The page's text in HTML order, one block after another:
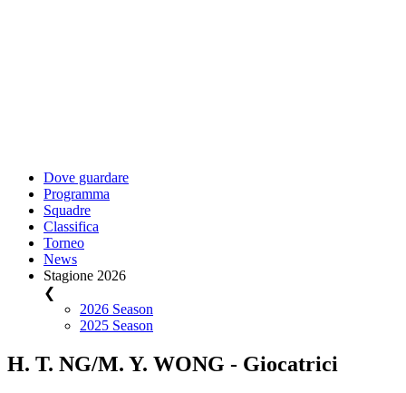
Dove guardare
Programma
Squadre
Classifica
Torneo
News
Stagione 2026
❮
2026 Season
2025 Season
H. T. NG/M. Y. WONG - Giocatrici